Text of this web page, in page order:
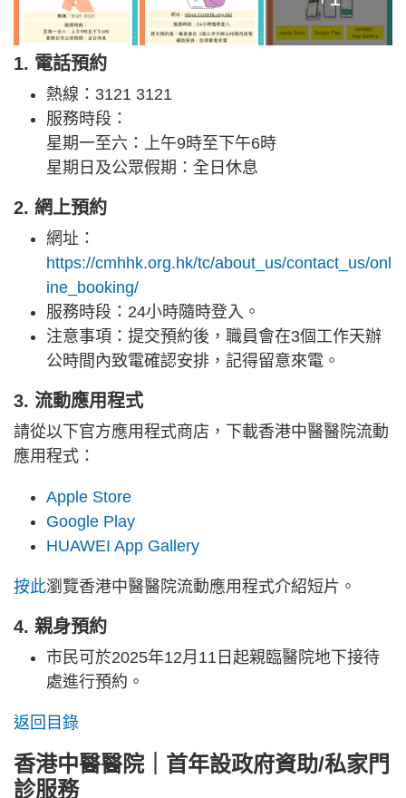
1. 電話預約
熱線：3121 3121
服務時段：
星期一至六：上午9時至下午6時
星期日及公眾假期：全日休息
2. 網上預約
網址：
https://cmhhk.org.hk/tc/about_us/contact_us/onl
ine_booking/
服務時段：24小時隨時登入。
注意事項：提交預約後，職員會在3個工作天辦
公時間內致電確認安排，記得留意來電。
3. 流動應用程式
請從以下官方應用程式商店，下載香港中醫醫院流動
應用程式：
Apple Store
Google Play
HUAWEI App Gallery
按此瀏覽香港中醫醫院流動應用程式介紹短片。
4. 親身預約
市民可於2025年12月11日起親臨醫院地下接待
處進行預約。
返回目錄
香港中醫醫院｜首年設政府資助/私家門
診服務